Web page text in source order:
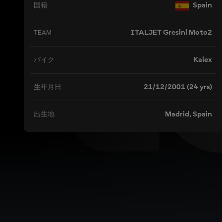
国籍 Spain
TEAM ITALJET Gresini Moto2
バイク Kalex
生年月日 21/12/2001 (24 yrs)
出生地 Madrid, Spain